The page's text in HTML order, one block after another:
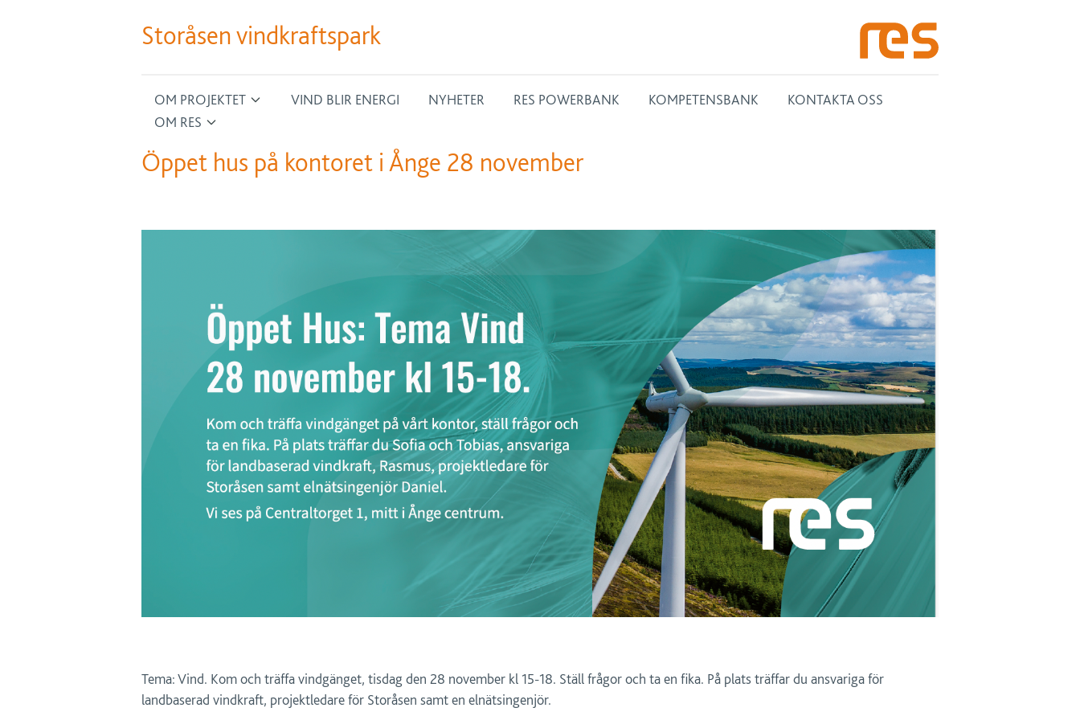
Storåsen vindkraftspark
OM PROJEKTET VIND BLIR ENERGI NYHETER RES POWERBANK KOMPETENSBANK
KONTAKTA OSS
OM RES
Öppet hus på kontoret i Ånge 28 november
Tema: Vind. Kom och träffa vindgänget, tisdag den 28 november kl 15-18. Ställ frågor och ta en fika. På plats träffar du ansvariga för
landbaserad vindkraft, projektledare för Storåsen samt en elnätsingenjör.